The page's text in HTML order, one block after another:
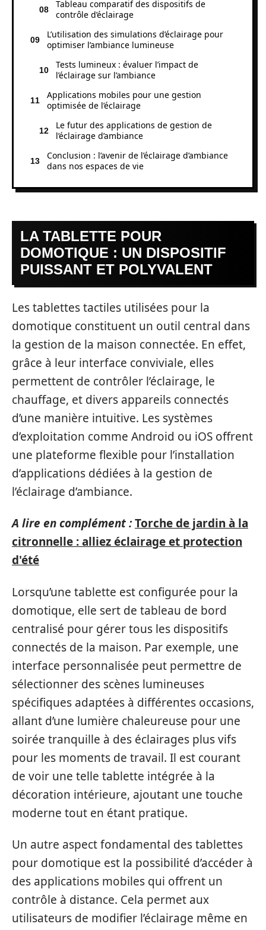
Tableau comparatif des dispositifs de
contrôle d’éclairage
L’utilisation des simulations d’éclairage pour
optimiser l’ambiance lumineuse
Tests lumineux : évaluer l’impact de
l’éclairage sur l’ambiance
Applications mobiles pour une gestion
optimisée de l’éclairage
Le futur des applications de gestion de
l’éclairage d’ambiance
Conclusion : l’avenir de l’éclairage d’ambiance
dans nos espaces de vie
LA TABLETTE POUR
DOMOTIQUE : UN DISPOSITIF
PUISSANT ET POLYVALENT
Les tablettes tactiles utilisées pour la
domotique constituent un outil central dans
la gestion de la maison connectée. En effet,
grâce à leur interface conviviale, elles
permettent de contrôler l’éclairage, le
chauffage, et divers appareils connectés
d’une manière intuitive. Les systèmes
d’exploitation comme Android ou iOS offrent
une plateforme flexible pour l’installation
d’applications dédiées à la gestion de
l’éclairage d’ambiance.
A lire en complément :Torche de jardin à la
citronnelle : alliez éclairage et protection
d'été
Lorsqu’une tablette est configurée pour la
domotique, elle sert de tableau de bord
centralisé pour gérer tous les dispositifs
connectés de la maison. Par exemple, une
interface personnalisée peut permettre de
sélectionner des scènes lumineuses
spécifiques adaptées à différentes occasions,
allant d’une lumière chaleureuse pour une
soirée tranquille à des éclairages plus vifs
pour les moments de travail. Il est courant
de voir une telle tablette intégrée à la
décoration intérieure, ajoutant une touche
moderne tout en étant pratique.
Un autre aspect fondamental des tablettes
pour domotique est la possibilité d’accéder à
des applications mobiles qui offrent un
contrôle à distance. Cela permet aux
utilisateurs de modifier l’éclairage même en